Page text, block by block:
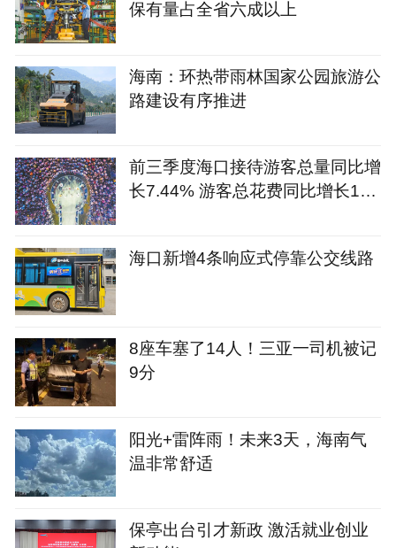
保有量占全省六成以上
海南：环热带雨林国家公园旅游公
路建设有序推进
前三季度海口接待游客总量同比增
长7.44% 游客总花费同比增长12.
海口新增4条响应式停靠公交线路
8座车塞了14人！三亚一司机被记
9分
阳光+雷阵雨！未来3天，海南气
温非常舒适
保亭出台引才新政 激活就业创业